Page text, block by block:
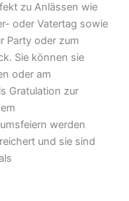
zu Anlässen wie
oder Vatertag sowie
Party oder zum
Sie können sie
oder am
Gratulation zur
werden
und sie sind